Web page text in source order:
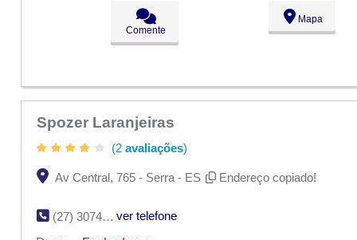
09:00 - 18:00
09:00 - 18:00
09:00 - 18:00
Comente
Mapa
Spozer Laranjeiras
(2 avaliações)
Av Central, 765 - Serra - ES Endereço copiado!
(27) 3074-1419
ver telefone